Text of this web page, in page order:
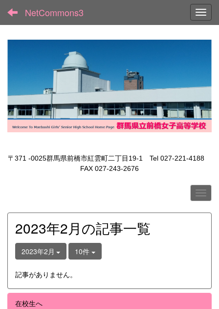
NetCommons3
〒371 -0025群馬県前橋市紅雲町二丁目19-1 Tel 027-221-4188
FAX 027-243-2676
2023年2月の記事一覧
2023年2月 10件
記事がありません。
在校生へ